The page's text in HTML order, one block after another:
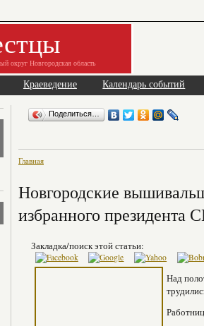
округ Новгородская область
Краеведение Календарь событий
Поделиться…
Главная
Новгородские
избранного
Закладка/поиск этой статьи:
Над